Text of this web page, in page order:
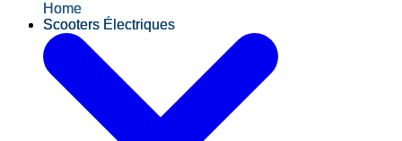
Home
Scooters Électriques